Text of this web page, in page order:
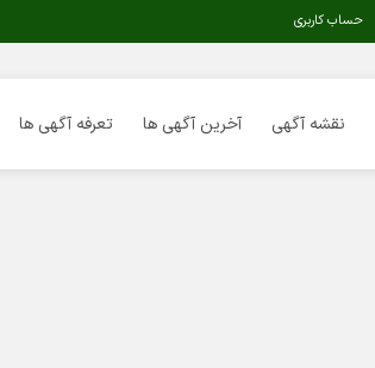
حساب کاربری
نقشه آگهی آخرین آگهی ها تعرفه آگهی ها